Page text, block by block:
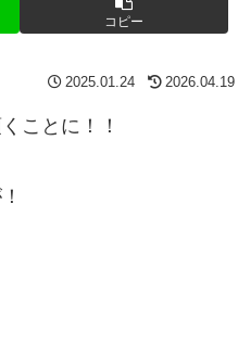
コピー
2025.01.24 2026.04.19
ことに！！